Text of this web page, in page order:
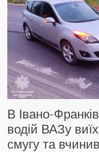
В Івано-
водій ВАЗу
смугу та